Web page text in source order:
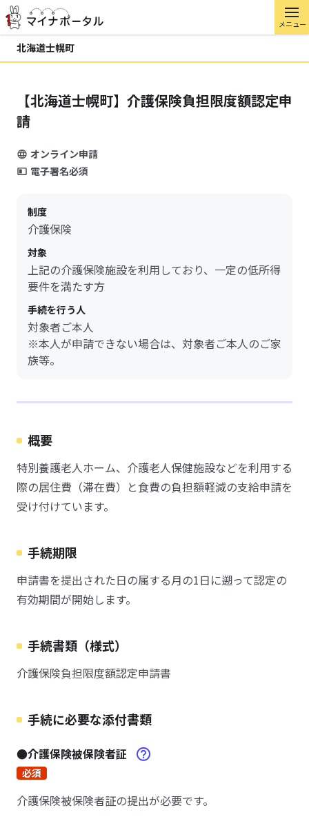
メニュー
北海道士幌町
【北海道士幌町】介護保険負担限度額認定申
請
オンライン申請
電子署名必須
制度
介護保険
対象
上記の介護保険施設を利用しており、一定の低所得
要件を満たす方
手続を行う人
対象者ご本人
※本人が申請できない場合は、対象者ご本人のご家
族等。
概要
特別養護老人ホーム、介護老人保健施設などを利用する
際の居住費（滞在費）と食費の負担額軽減の支給申請を
受け付けています。
手続期限
申請書を提出された日の属する月の1日に遡って認定の
有効期間が開始します。
手続書類（様式）
介護保険負担限度額認定申請書
手続に必要な添付書類
●介護保険被保険者証
必須
介護保険被保険者証の提出が必要です。